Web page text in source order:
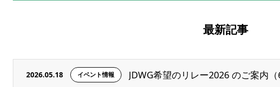
最新記事
2026.05.18 イベント情報 JDWG希望のリレー2026 のご案内（